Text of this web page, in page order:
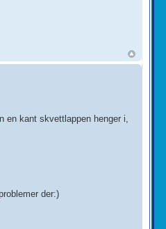
en kant skvettlappen henger i,
der:)